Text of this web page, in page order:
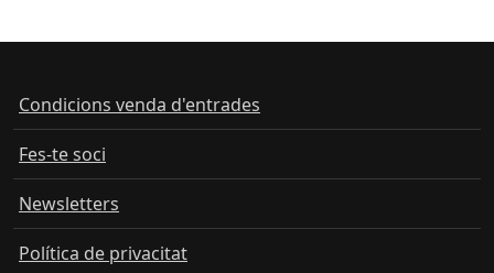
Condicions venda d'entrades
Fes-te soci
Newsletters
Política de privacitat